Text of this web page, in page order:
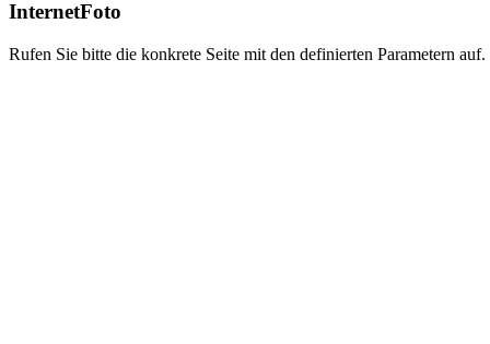
InternetFoto
Rufen Sie bitte die konkrete Seite mit den definierten Parametern auf.